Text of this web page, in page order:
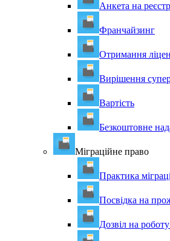
Анкета на
Франчайзинг
Отримання
Вирішення
Вартість
Безкоштовне
Міграційне право
Практика
Посвідка на
Дозвіл на